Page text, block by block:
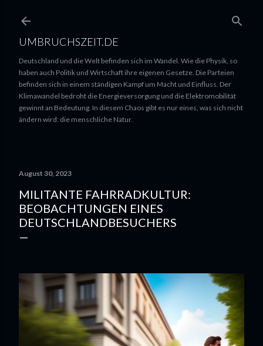
UMBRUCHSZEIT.DE
Deutschland und die Welt befinden sich im Wandel. Wie die Physik, so
haben auch Politik und Wirtschaft ihre eigenen Gesetze. Die Parteien
befinden sich in einem ständigen Kampf um Macht und Einfluss. Der
Klimawandel bedroht die Energieversorgung und die Elektromobilität
gewinnt an Bedeutung. In diesem Chaos gibt es nur eines, was sich nicht
ändern wird: die menschliche Natur.
August 30, 2023
MILITANTE FAHRRADKULTUR:
BEOBACHTUNGEN EINES
DEUTSCHLANDBESUCHERS